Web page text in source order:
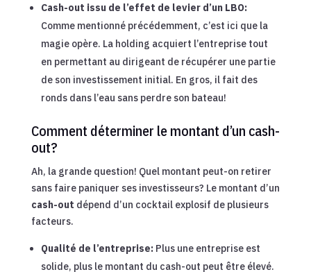
Cash-out issu de l’effet de levier d’un LBO:
Comme mentionné précédemment, c’est ici que la
magie opère. La holding acquiert l’entreprise tout
en permettant au dirigeant de récupérer une partie
de son investissement initial. En gros, il fait des
ronds dans l’eau sans perdre son bateau!
Comment déterminer le montant d’un cash-
out?
Ah, la grande question! Quel montant peut-on retirer
sans faire paniquer ses investisseurs? Le montant d’un
cash-out dépend d’un cocktail explosif de plusieurs
facteurs.
Qualité de l’entreprise:Plus une entreprise est
solide, plus le montant du cash-out peut être élevé.